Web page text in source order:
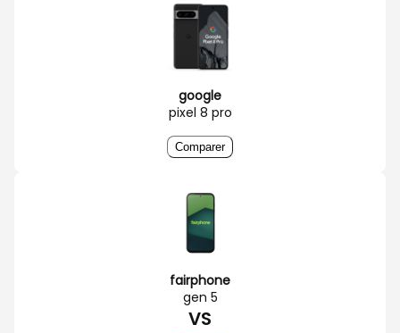
google
pixel 8 pro
Comparer
fairphone
gen 5
VS